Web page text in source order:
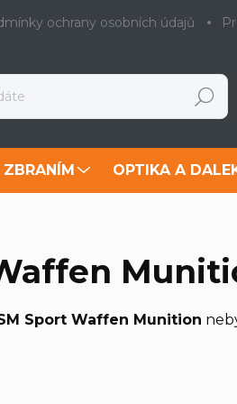
ochrany osobních údajů
Hledat
OPTIKA A
Sport Waffen Munition